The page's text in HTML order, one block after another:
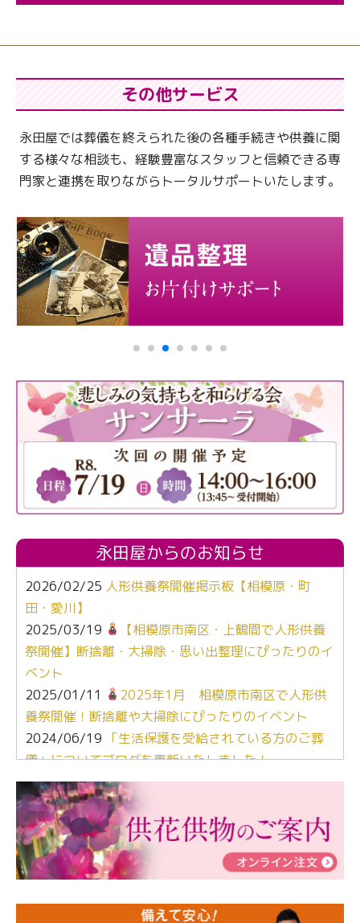
その他サービス
永田屋では葬儀を終えられた後の各種手続きや供養に関
する様々な相談も、 経験豊富なスタッフと信頼できる専
門家と連携を取りながらトータルサポートいたします。
永田屋からのお知らせ
2026/02/25 人形供養祭開催掲示板【相模原・町
田・愛川】
2025/03/19
【相模原市南区・上鶴間で人形供養
祭開催】断捨離・大掃除・思い出整理にぴったりのイ
ベント
2025/01/11
2025年1月 相模原市南区で人形供
養祭開催！断捨離や大掃除にぴったりのイベント
2024/06/19 「生活保護を受給されている方のご葬
儀」についてブログを更新いたしました！
2024/03/06【終活なるほど教室】「マンガで学
ぶ！はじめてのお葬式」小さな家族葬ハウス®町田成
瀬 ご参加ありがとうございました！
2024/01/19令和6年能登半島地震災害の寄付のご報
告
人形供養 寄付のご報告